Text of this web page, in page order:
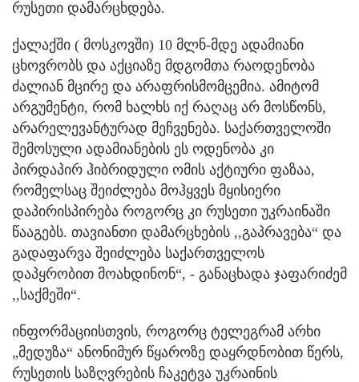
რუსეთი დამარცხდება.
ქალაქში ( მოსკოვში) 10 მლნ-მდე ადამიანი
ცხოვრობს და აქციაზე მდგომთა რაოდენობა
ძალიან მცირე და არაფრისმომცემია. ამიტომ
არგუმენტი, რომ ხალხს იქ რაღაც არ მოსწონს,
არარელევანტურად მეჩვენება. საქართველოში
შემოსული ადამიანების ეს ოდენობა კი
პირდაპირ ჰიბრიდული ომის აქტიური ფაზაა,
რომელსაც შეიძლება მოჰყვეს მყისიერი
დაპირისპირება როგორც კი რუსეთი უკრაინაში
წააგებს. თავიანთი დამარცხების ,,გაპრავება“ და
გადაფარვა შეიძლება საქართველოს
დაპყრობით მოახდინონ“, - განაცხადა ჯაფარიძემ
,,საქმეში“.
ინფორმაციისთვის, როგორც ტელეგრამ არხი
„მედუზა“ ანონიმურ წყაროზე დაყრდნობით წერს,
რუსეთის საზღვრების ჩაკეტვა უკრაინის